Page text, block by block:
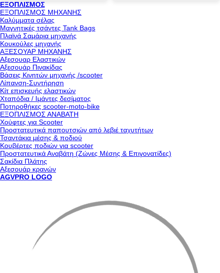
ΕΞΟΠΛΙΣΜΟΣ
ΕΞΟΠΛΙΣΜΟΣ ΜΗΧΑΝΗΣ
Καλύμματα σέλας
Μαγνητικές τσάντες Tank Bags
Πλαϊνά Σαμάρια μηχανής
Κουκούλες μηχανής
ΑΞΕΣΟΥΑΡ ΜΗΧΑΝΗΣ
Αξεσουαρ Ελαστικών
Αξεσουάρ Πινακίδας
Βάσεις Κινητών μηχανής /scooter
Λίπανση-Συντήρηση
Κίτ επισκευής ελαστικών
Χταπόδια / Ιμάντες δεσίματος
Ποτηροθήκες scooter-moto-bike
ΕΞΟΠΛΙΣΜΟΣ ΑΝΑΒΑΤΗ
Χούφτες για Scooter
Προστατευτικά παπουτσιών από λεβιέ ταχυτήτων
Τσαντάκια μέσης & ποδιού
Κουβέρτες ποδιών για scooter
Προστατευτικά Αναβάτη (Ζώνες Μέσης & Επιγονατίδες)
Σακίδια Πλάτης
Αξεσουάρ κρανών
AGVPRO LOGO